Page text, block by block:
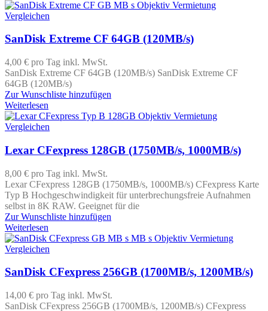
Vergleichen
SanDisk Extreme CF 64GB (120MB/s)
4,00 € pro Tag inkl. MwSt.
SanDisk Extreme CF 64GB (120MB/s) SanDisk Extreme CF
64GB (120MB/s)
Zur Wunschliste hinzufügen
Weiterlesen
Vergleichen
Lexar CFexpress 128GB (1750MB/s, 1000MB/s)
8,00 € pro Tag inkl. MwSt.
Lexar CFexpress 128GB (1750MB/s, 1000MB/s) CFexpress Karte
Typ B Hochgeschwindigkeit für unterbrechungsfreie Aufnahmen
selbst in 8K RAW. Geeignet für die
Zur Wunschliste hinzufügen
Weiterlesen
Vergleichen
SanDisk CFexpress 256GB (1700MB/s, 1200MB/s)
14,00 € pro Tag inkl. MwSt.
SanDisk CFexpress 256GB (1700MB/s, 1200MB/s) CFexpress